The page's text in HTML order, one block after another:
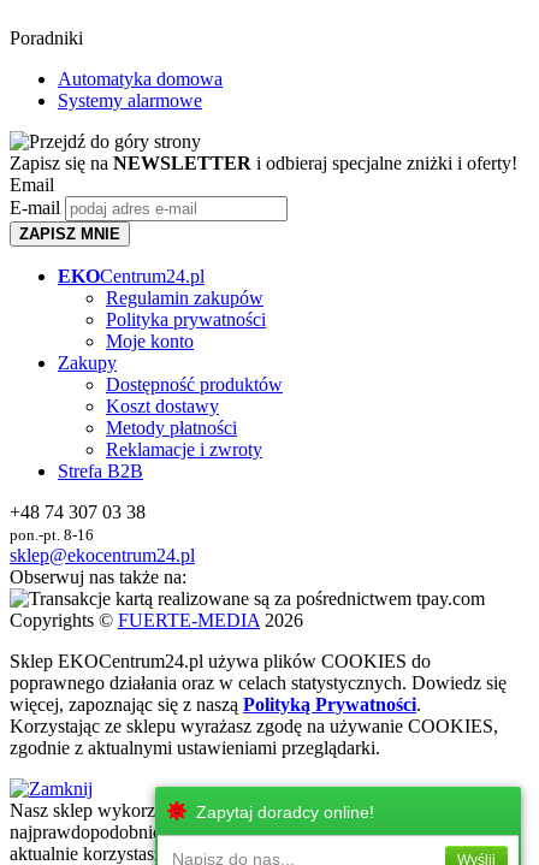
Poradniki
Automatyka domowa
Systemy alarmowe
Zapisz się na NEWSLETTER i odbieraj specjalne zniżki i oferty!
Email
E-mail
ZAPISZ MNIE
EKOCentrum24.pl
Regulamin zakupów
Polityka prywatności
Moje konto
Zakupy
Dostępność produktów
Koszt dostawy
Metody płatności
Reklamacje i zwroty
Strefa B2B
+48 74 307 03 38
pon.-pt. 8-16
sklep@ekocentrum24.pl
Obserwuj nas także na:
Copyrights © FUERTE-MEDIA 2026
Sklep EKOCentrum24.pl używa plików COOKIES do
poprawnego działania oraz w celach statystycznych. Dowiedz się
więcej, zapoznając się z naszą Polityką Prywatności.
Korzystając ze sklepu wyrażasz zgodę na używanie COOKIES,
zgodnie z aktualnymi ustawieniami przeglądarki.
Nasz sklep wykorzystuje najnowsze technologie internetowe, które
najprawdopodobniej nie są wspierane przez urżadzenie, z którego
aktualnie korzystasz. Zachęcamy do korzystania z urzadzeń z
Zapytaj doradcy online!
Napisz do nas... Wyślij